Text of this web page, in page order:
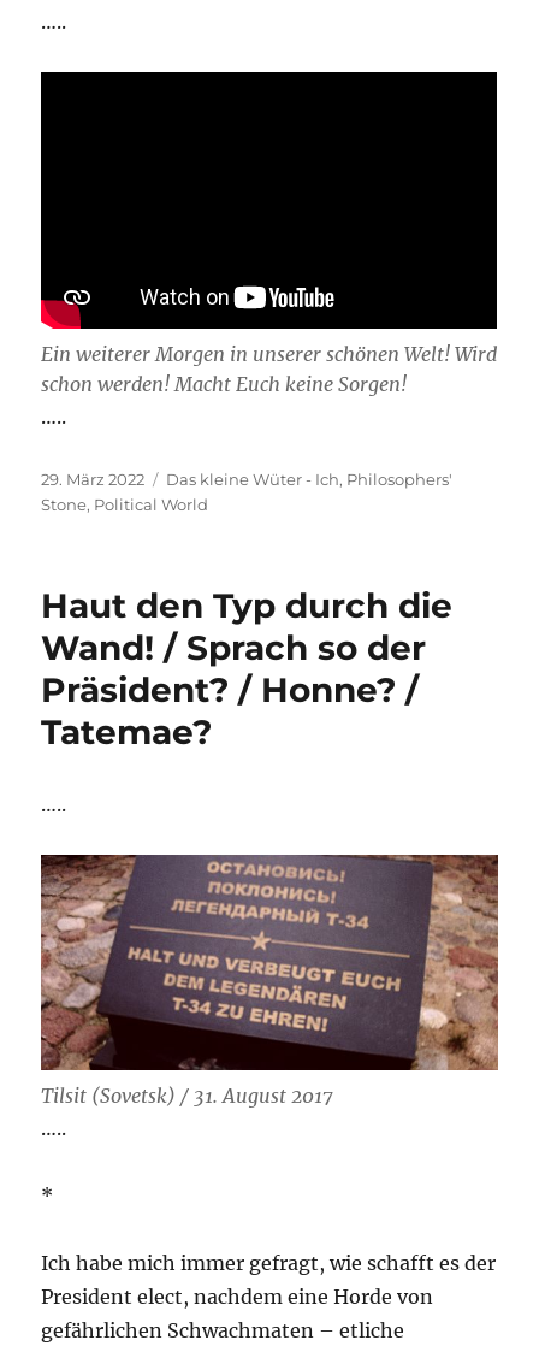
…..
Ein weiterer Morgen in unserer schönen Welt! Wird
schon werden! Macht Euch keine Sorgen!
…..
Veröffentlicht
am
29. März 2022 Kategorien
Das kleine Wüter - Ich, Philosophers'
Stone, Political World
Haut den Typ durch die
Wand! / Sprach so der
Präsident? / Honne? /
Tatemae?
…..
Tilsit (Sovetsk) / 31. August 2017
…..
*
Ich habe mich immer gefragt, wie schafft es der
President elect, nachdem eine Horde von
gefährlichen Schwachmaten – etliche